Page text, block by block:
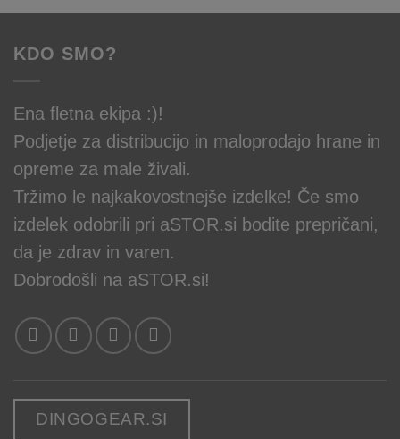
od
KDO SMO?
Ena fletna ekipa :)!
Podjetje za distribucijo in maloprodajo hrane in
opreme za male živali.
Tržimo le najkakovostnejše izdelke! Če smo
izdelek odobrili pri aSTOR.si bodite prepričani,
da je zdrav in varen.
Dobrodošli na aSTOR.si!
DINGOGEAR.SI